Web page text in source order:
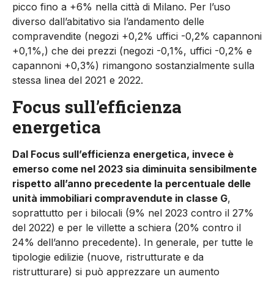
picco fino a +6% nella città di Milano. Per l’uso
diverso dall’abitativo sia l’andamento delle
compravendite (negozi +0,2% uffici -0,2% capannoni
+0,1%,) che dei prezzi (negozi -0,1%, uffici -0,2% e
capannoni +0,3%) rimangono sostanzialmente sulla
stessa linea del 2021 e 2022.
Focus sull’efficienza
energetica
Dal Focus sull’efficienza energetica, invece è
emerso come nel 2023 sia diminuita sensibilmente
rispetto all’anno precedente la percentuale delle
unità immobiliari compravendute in classe G,
soprattutto per i bilocali (9% nel 2023 contro il 27%
del 2022) e per le villette a schiera (20% contro il
24% dell’anno precedente). In generale, per tutte le
tipologie edilizie (nuove, ristrutturate e da
ristrutturare) si può apprezzare un aumento